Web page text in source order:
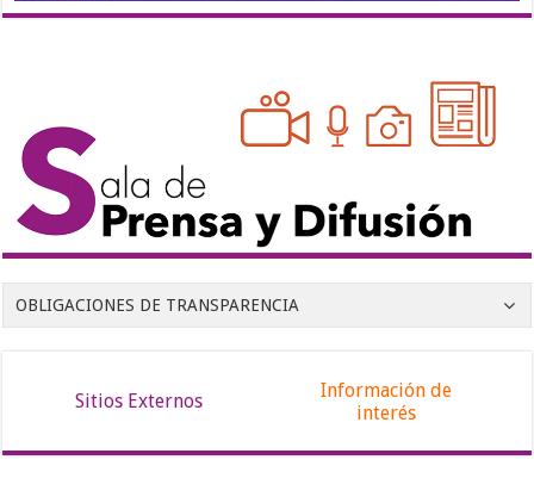
OBLIGACIONES DE TRANSPARENCIA
Sitios Externos
Información de
interés